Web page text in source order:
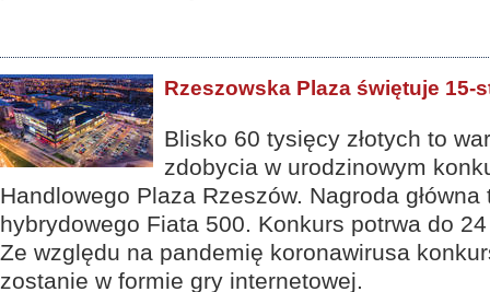
Rzeszowska Plaza świętuje 15-
Blisko 60 tysięcy złotych to
zdobycia w urodzinowym
Handlowego Plaza Rzeszów. Nagroda
hybrydowego Fiata 500. Konkurs potrwa do
Ze względu na pandemię koronawirusa
zostanie w formie gry internetowej.